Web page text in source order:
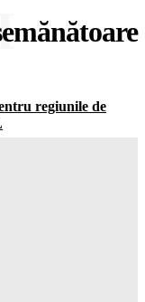
regiunile de